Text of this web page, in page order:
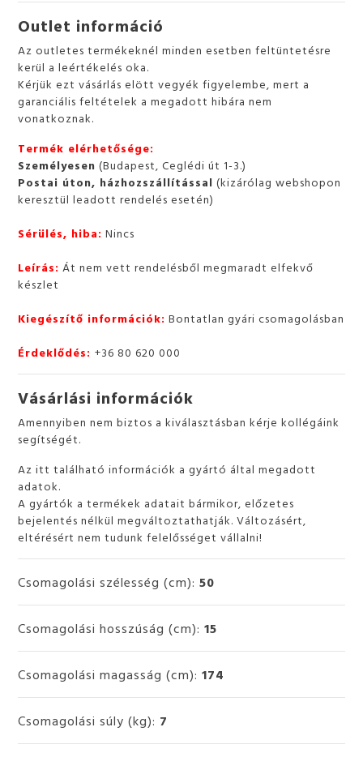
Outlet információ
Az outletes termékeknél minden esetben feltüntetésre
kerül a leértékelés oka.
Kérjük ezt vásárlás elött vegyék figyelembe, mert a
garanciális feltételek a megadott hibára nem
vonatkoznak.
Termék elérhetősége:
Személyesen (Budapest, Ceglédi út 1-3.)
Postai úton, házhozszállítással (kizárólag webshopon
keresztül leadott rendelés esetén)
Sérülés, hiba: Nincs
Leírás: Át nem vett rendelésből megmaradt elfekvő
készlet
Kiegészítő információk: Bontatlan gyári csomagolásban
Érdeklődés: +36 80 620 000
Vásárlási információk
Amennyiben nem biztos a kiválasztásban kérje kollégáink
segítségét.
Az itt található információk a gyártó által megadott
adatok.
A gyártók a termékek adatait bármikor, előzetes
bejelentés nélkül megváltoztathatják. Változásért,
eltérésért nem tudunk felelősséget vállalni!
Csomagolási szélesség (cm):50
Csomagolási hosszúság (cm):15
Csomagolási magasság (cm):174
Csomagolási súly (kg): 7